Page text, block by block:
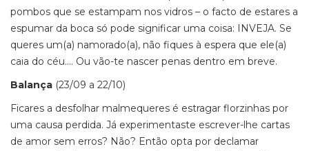
pombos que se estampam nos vidros – o facto de estares a
espumar da boca só pode significar uma coisa: INVEJA. Se
queres um(a) namorado(a), não fiques à espera que ele(a)
caia do céu…. Ou vão-te nascer penas dentro em breve.
Balança (23/09 a 22/10)
Ficares a desfolhar malmequeres é estragar florzinhas por
uma causa perdida. Já experimentaste escrever-lhe cartas
de amor sem erros? Não? Então opta por declamar